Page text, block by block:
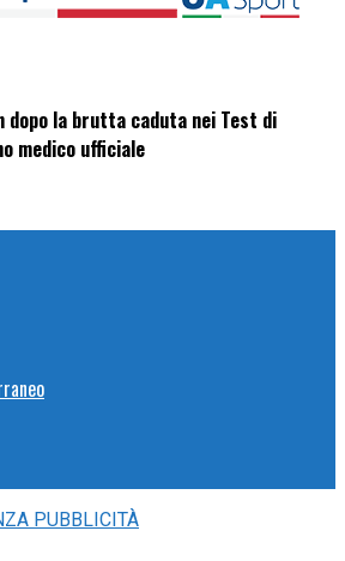
dopo la brutta caduta nei Test di
medico ufficiale
PUBBLICITÀ